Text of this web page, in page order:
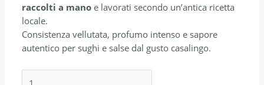
raccolti a mano e lavorati secondo un’antica ricetta
locale.
Consistenza vellutata, profumo intenso e sapore
autentico per sughi e salse dal gusto casalingo.